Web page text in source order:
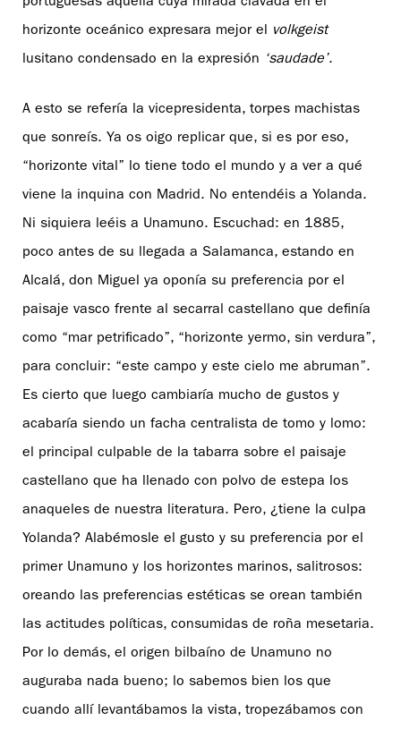
horizonte oceánico expresara mejor el volkgeist
lusitano condensado en la expresión ‘saudade’.
A esto se refería la vicepresidenta, torpes machistas
que sonreís. Ya os oigo replicar que, si es por eso,
“horizonte vital” lo tiene todo el mundo y a ver a qué
viene la inquina con Madrid. No entendéis a Yolanda.
Ni siquiera leéis a Unamuno. Escuchad: en 1885,
poco antes de su llegada a Salamanca, estando en
Alcalá, don Miguel ya oponía su preferencia por el
paisaje vasco frente al secarral castellano que definía
como “mar petrificado”, “horizonte yermo, sin verdura”,
para concluir: “este campo y este cielo me abruman”.
Es cierto que luego cambiaría mucho de gustos y
acabaría siendo un facha centralista de tomo y lomo:
el principal culpable de la tabarra sobre el paisaje
castellano que ha llenado con polvo de estepa los
anaqueles de nuestra literatura. Pero, ¿tiene la culpa
Yolanda? Alabémosle el gusto y su preferencia por el
primer Unamuno y los horizontes marinos, salitrosos:
oreando las preferencias estéticas se orean también
las actitudes políticas, consumidas de roña mesetaria.
Por lo demás, el origen bilbaíno de Unamuno no
auguraba nada bueno; lo sabemos bien los que
cuando allí levantábamos la vista, tropezábamos con